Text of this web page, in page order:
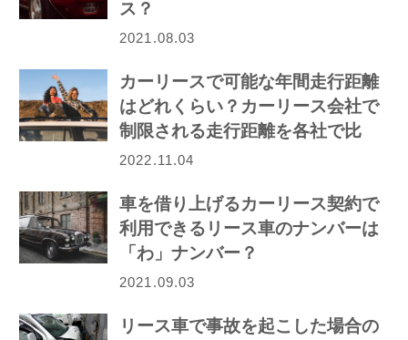
ス？
2021.08.03
カーリースで可能な年間走行距離
はどれくらい？カーリース会社で
制限される走行距離を各社で比
較！
2022.11.04
車を借り上げるカーリース契約で
利用できるリース車のナンバーは
「わ」ナンバー？
2021.09.03
リース車で事故を起こした場合の